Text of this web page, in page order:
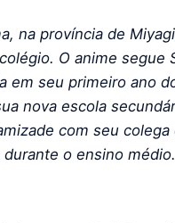
na província de
O anime segue
em seu primeiro ano
nova escola
com seu
o ensino médio.